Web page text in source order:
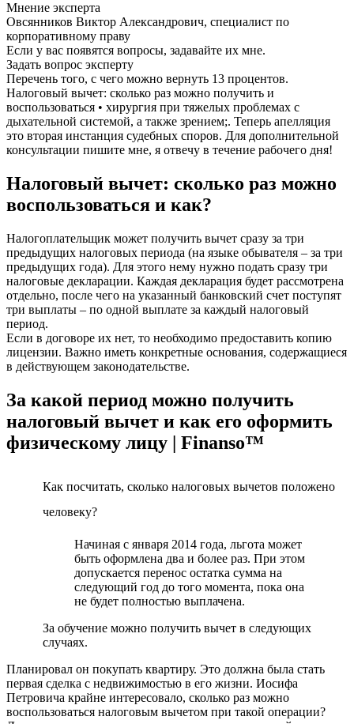
Мнение эксперта
Овсянников Виктор Александрович, специалист по
корпоративному праву
Если у вас появятся вопросы, задавайте их мне.
Задать вопрос эксперту
Перечень того, с чего можно вернуть 13 процентов.
Налоговый вычет: сколько раз можно получить и
воспользоваться • хирургия при тяжелых проблемах с
дыхательной системой, а также зрением;. Теперь апелляция
это вторая инстанция судебных споров. Для дополнительной
консультации пишите мне, я отвечу в течение рабочего дня!
Налоговый вычет: сколько раз можно
воспользоваться и как?
Налогоплательщик может получить вычет сразу за три
предыдущих налоговых периода (на языке обывателя – за три
предыдущих года). Для этого нему нужно подать сразу три
налоговые декларации. Каждая декларация будет рассмотрена
отдельно, после чего на указанный банковский счет поступят
три выплаты – по одной выплате за каждый налоговый
период.
Если в договоре их нет, то необходимо предоставить копию
лицензии. Важно иметь конкретные основания, содержащиеся
в действующем законодательстве.
За какой период можно получить
налоговый вычет и как его оформить
физическому лицу | Finanso™
Как посчитать, сколько налоговых вычетов положено
человеку?
Начиная с января 2014 года, льгота может
быть оформлена два и более раз. При этом
допускается перенос остатка сумма на
следующий год до того момента, пока она
не будет полностью выплачена.
За обучение можно получить вычет в следующих
случаях.
Планировал он покупать квартиру. Это должна была стать
первая сделка с недвижимостью в его жизни. Иосифа
Петровича крайне интересовало, сколько раз можно
воспользоваться налоговым вычетом при такой операции?